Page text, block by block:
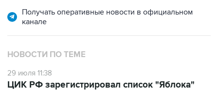
Получать оперативные новости в официальном
канале
НОВОСТИ ПО ТЕМЕ
29 июля 11:38
ЦИК РФ зарегистрировал список "Яблока"